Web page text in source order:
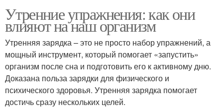
Утренние упражнения: как они
влияют на наш организм
Утренняя зарядка – это не просто набор упражнений, а
мощный инструмент, который помогает «запустить»
организм после сна и подготовить его к активному дню.
Доказана польза зарядки для физического и
психического здоровья. Утренняя зарядка помогает
достичь сразу нескольких целей.